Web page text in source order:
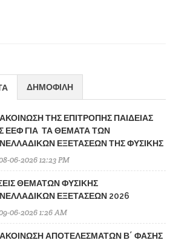
ΔΗΜΟΦΙΛΗ
ΤΗΣ ΕΠΙΤΡΟΠΗΣ ΠΑΙΔΕΙΑΣ
ΕΕΦ ΓΙΑ ΤΑ ΘΕΜΑΤΑ ΤΩΝ
ΕΞΕΤΑΣΕΩΝ ΤΗΣ ΦΥΣΙΚΗΣ
06-2026 12:23 PM
ΘΕΜΑΤΩΝ ΦΥΣΙΚΗΣ
ΕΞΕΤΑΣΕΩΝ 2026
06-2026 1:26 AM
ΑΠΟΤΕΛΕΣΜΑΤΩΝ Β΄ ΦΑΣΗΣ